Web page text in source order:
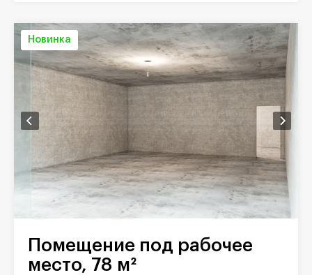
Новинка
Помещение под рабочее
место, 78 м²